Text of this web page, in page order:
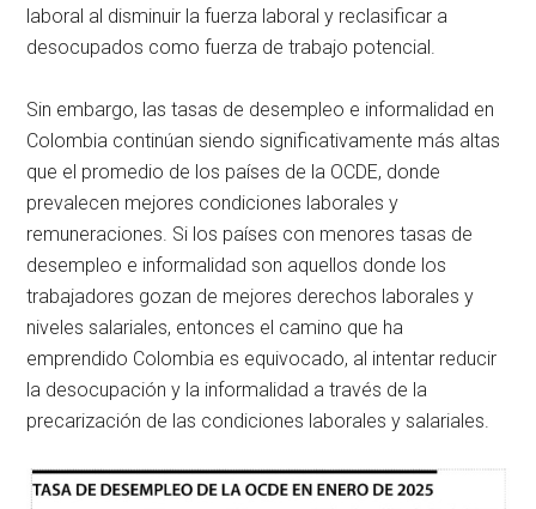
laboral al disminuir la fuerza laboral y reclasificar a
desocupados como fuerza de trabajo potencial.
Sin embargo, las tasas de desempleo e informalidad en
Colombia continúan siendo significativamente más altas
que el promedio de los países de la OCDE, donde
prevalecen mejores condiciones laborales y
remuneraciones. Si los países con menores tasas de
desempleo e informalidad son aquellos donde los
trabajadores gozan de mejores derechos laborales y
niveles salariales, entonces el camino que ha
emprendido Colombia es equivocado, al intentar reducir
la desocupación y la informalidad a través de la
precarización de las condiciones laborales y salariales.